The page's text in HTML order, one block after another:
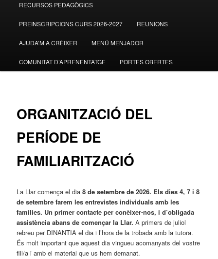
RECURSOS PEDAGÒGICS
PREINSCRIPCIONS CURS 2026-2027 REUNIONS
AJUDA’M A CRÈIXER MENÚ MENJADOR
COMUNITAT D’APRENENTATGE PORTES OBERTES
ORGANITZACIÓ DEL
PERÍODE DE
FAMILIARITZACIÓ
La Llar comença el dia 8 de setembre de 2026. Els dies 4, 7 i 8
de setembre farem les entrevistes individuals amb les
famílies. Un primer contacte per conèixer-nos, i d’obligada
assistència abans de començar la Llar.A primers de juliol
rebreu per DINANTIA el dia i l’hora de la trobada amb la tutora.
És molt important que aquest dia vingueu acomanyats del vostre
fill/a i amb el material que us hem demanat.